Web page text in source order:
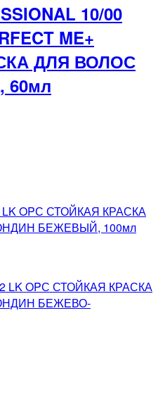
10/00
ME+
ДЛЯ ВОЛОС
60мл
LK OPС СТОЙКАЯ КРАСКА
БЕЖЕВЫЙ, 100мл
LK OPС СТОЙКАЯ КРАСКА
БЕЖЕВО-